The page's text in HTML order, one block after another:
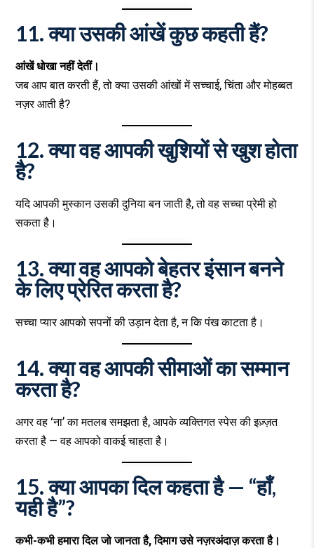
11. क्या उसकी आंखें कुछ कहती हैं?
आंखें धोखा नहीं देतीं।
जब आप बात करती हैं, तो क्या उसकी आंखों में सच्चाई, चिंता और मोहब्बत
नज़र आती है?
12. क्या वह आपकी खुशियों से खुश होता
है?
यदि आपकी मुस्कान उसकी दुनिया बन जाती है, तो वह सच्चा प्रेमी हो
सकता है।
13. क्या वह आपको बेहतर इंसान बनने
के लिए प्रेरित करता है?
सच्चा प्यार आपको सपनों की उड़ान देता है, न कि पंख काटता है।
14. क्या वह आपकी सीमाओं का सम्मान
करता है?
अगर वह ‘ना’ का मतलब समझता है, आपके व्यक्तिगत स्पेस की इज़्ज़त
करता है — वह आपको वाकई चाहता है।
15. क्या आपका दिल कहता है — “हाँ,
यही है”?
कभी-कभी हमारा दिल जो जानता है, दिमाग उसे नज़रअंदाज़ करता है।